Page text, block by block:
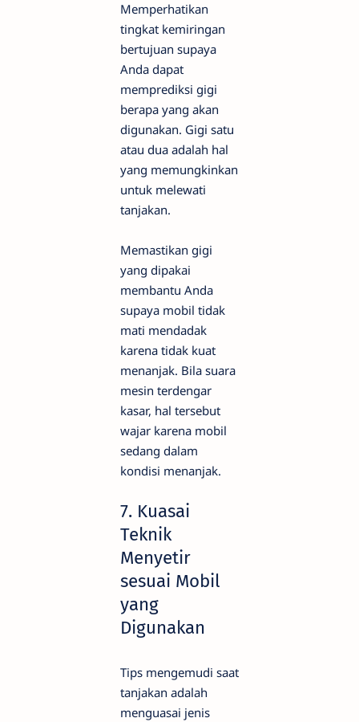
Memperhatikan
tingkat kemiringan
bertujuan supaya
Anda dapat
memprediksi gigi
berapa yang akan
digunakan. Gigi satu
atau dua adalah hal
yang memungkinkan
untuk melewati
tanjakan.
Memastikan gigi
yang dipakai
membantu Anda
supaya mobil tidak
mati mendadak
karena tidak kuat
menanjak. Bila suara
mesin terdengar
kasar, hal tersebut
wajar karena mobil
sedang dalam
kondisi menanjak.
7. Kuasai
Teknik
Menyetir
sesuai Mobil
yang
Digunakan
Tips mengemudi saat
tanjakan adalah
menguasai jenis